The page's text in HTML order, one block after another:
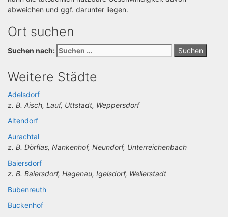
abweichen und ggf. darunter liegen.
Ort suchen
Suchen nach:
Weitere Städte
Adelsdorf
z. B. Aisch, Lauf, Uttstadt, Weppersdorf
Altendorf
Aurachtal
z. B. Dörflas, Nankenhof, Neundorf, Unterreichenbach
Baiersdorf
z. B. Baiersdorf, Hagenau, Igelsdorf, Wellerstadt
Bubenreuth
Buckenhof